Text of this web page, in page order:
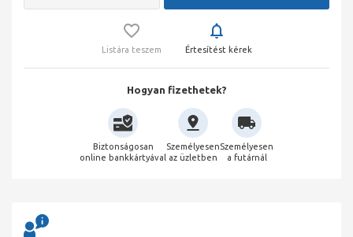
Listára teszem Értesítést kérek
Hogyan fizethetek?
Biztonságosan
online bankkártyával
Személyesen
az üzletben
Személyesen
a futárnál